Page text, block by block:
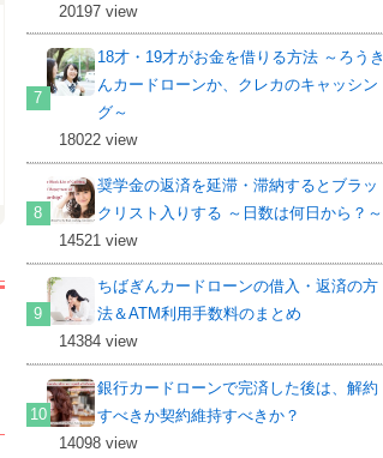
20197 view
18才・19才がお金を借りる方法 ～ろうき
んカードローンか、クレカのキャッシン
グ～
18022 view
奨学金の返済を延滞・滞納するとブラッ
クリスト入りする ～日数は何日から？～
14521 view
ちばぎんカードローンの借入・返済の方
法＆ATM利用手数料のまとめ
14384 view
銀行カードローンで完済した後は、解約
すべきか契約維持すべきか？
14098 view